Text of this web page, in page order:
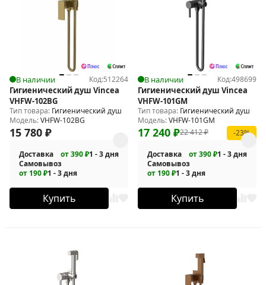
В наличии Код:512264
Гигиенический душ Vincea
VHFW-102BG
Тип товара: Гигиенический душ
Модель:VHFW-102BG
15 780 ₽
Доставка от 390 ₽1 - 3 дня
Самовывоз
от 190 ₽1 - 3 дня
Купить
В наличии Код:498699
Гигиенический душ Vincea
VHFW-101GM
Тип товара: Гигиенический душ
Модель:VHFW-101GM
22 412₽
17 240 ₽ -23%
Доставка от 390 ₽1 - 3 дня
Самовывоз
от 190 ₽1 - 3 дня
Купить